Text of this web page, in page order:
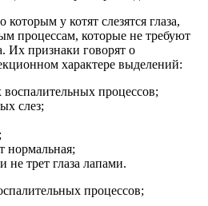
у котят слезятся глаза,
процессам, которые не требуют
Их признаки говорят о
характере выделений:
процессов;
слез;
нормальная;
не трет глаза лапами.
процессов;